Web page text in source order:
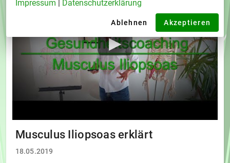
Musculus Iliopsoas erklärt
18.05.2019
Impressum | Datenschutzerklärung
Ablehnen Akzeptieren